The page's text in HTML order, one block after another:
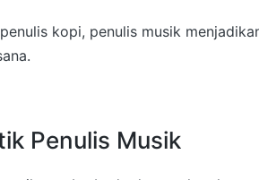
kopi, penulis musik
Penulis Musik